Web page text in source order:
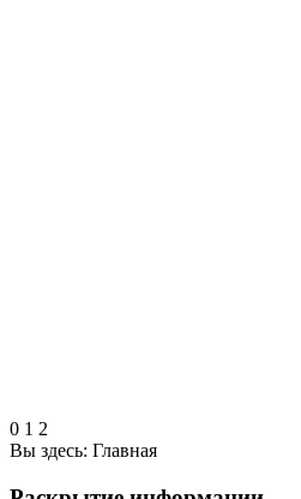
0 1 2
Вы здесь: Главная